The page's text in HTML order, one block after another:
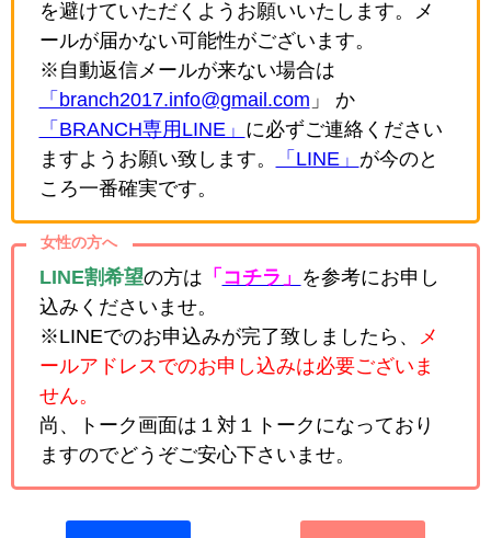
を避けていただくようお願いいたします。メ
ールが届かない可能性がございます。
※自動返信メールが来ない場合は
「branch2017.info@gmail.com 」 か
「BRANCH専用LINE」 に必ずご連絡ください
ますようお願い致します。
「LINE」 が今のと
ころ一番確実です。
女性の方へ
LINE割希望の方は 「 コチラ」
を参考にお申し
込みくださいませ。
※LINEでのお申込みが完了致しましたら、
メ
ールアドレスでのお申し込みは必要ございま
せん。
尚、トーク画面は１対１トークになっており
ますのでどうぞご安心下さいませ。